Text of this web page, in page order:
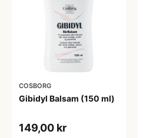
COSBORG
Gibidyl Balsam (150 ml)
149,00 kr